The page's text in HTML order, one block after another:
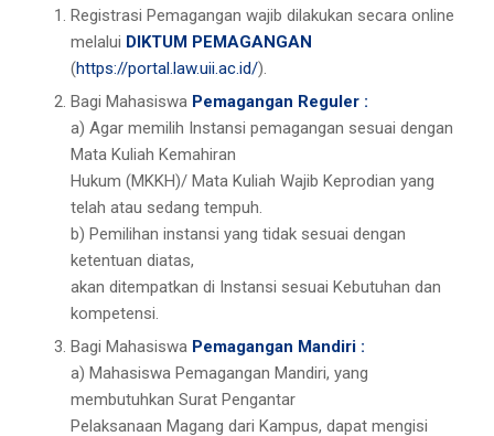
Registrasi Pemagangan wajib dilakukan secara online
melalui DIKTUM PEMAGANGAN
(https://portal.law.uii.ac.id/).
Bagi Mahasiswa Pemagangan Reguler :
a) Agar memilih Instansi pemagangan sesuai dengan
Mata Kuliah Kemahiran
Hukum (MKKH)/ Mata Kuliah Wajib Keprodian yang
telah atau sedang tempuh.
b) Pemilihan instansi yang tidak sesuai dengan
ketentuan diatas,
akan ditempatkan di Instansi sesuai Kebutuhan dan
kompetensi.
Bagi Mahasiswa Pemagangan Mandiri :
a) Mahasiswa Pemagangan Mandiri, yang
membutuhkan Surat Pengantar
Pelaksanaan Magang dari Kampus, dapat mengisi